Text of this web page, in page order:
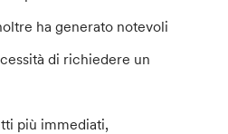
ha generato notevoli
di richiedere un
più immediati,